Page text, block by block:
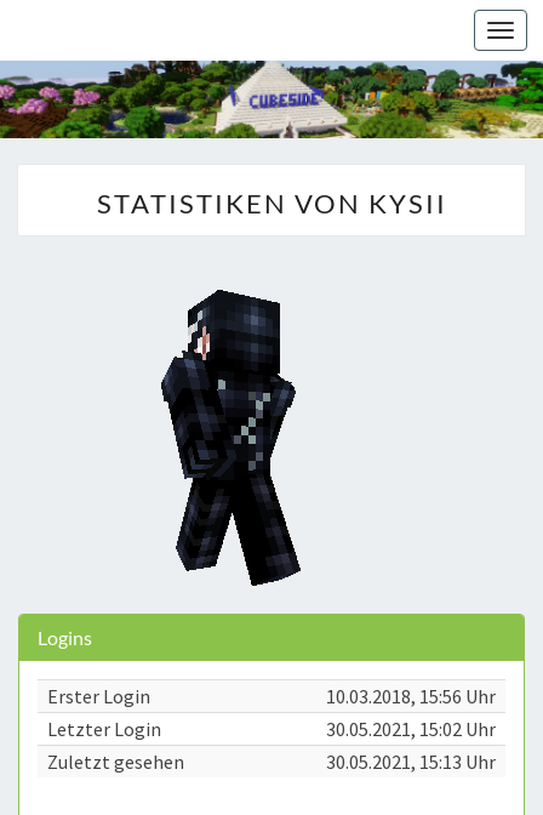
STATISTIKEN VON KYSII
Logins
Erster Login
10.03.2018, 15:56 Uhr
Letzter Login
30.05.2021, 15:02 Uhr
Zuletzt gesehen
30.05.2021, 15:13 Uhr